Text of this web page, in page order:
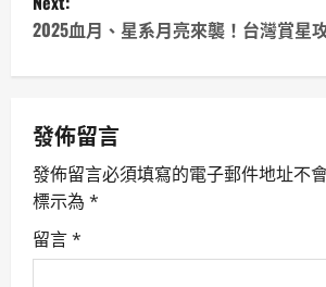
t
n
a
v
i
g
2025血月、星系月亮來襲！台灣賞星
發佈留言
發佈留言必須填寫的電子郵件地址不
標示為 *
留言*